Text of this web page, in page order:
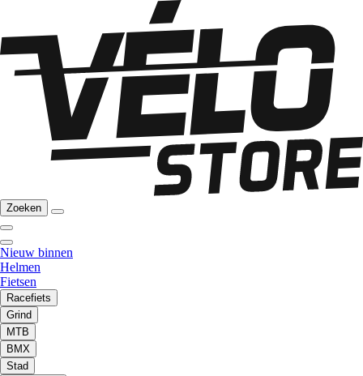
Zoeken
Nieuw binnen
Helmen
Fietsen
Racefiets
Grind
MTB
BMX
Stad